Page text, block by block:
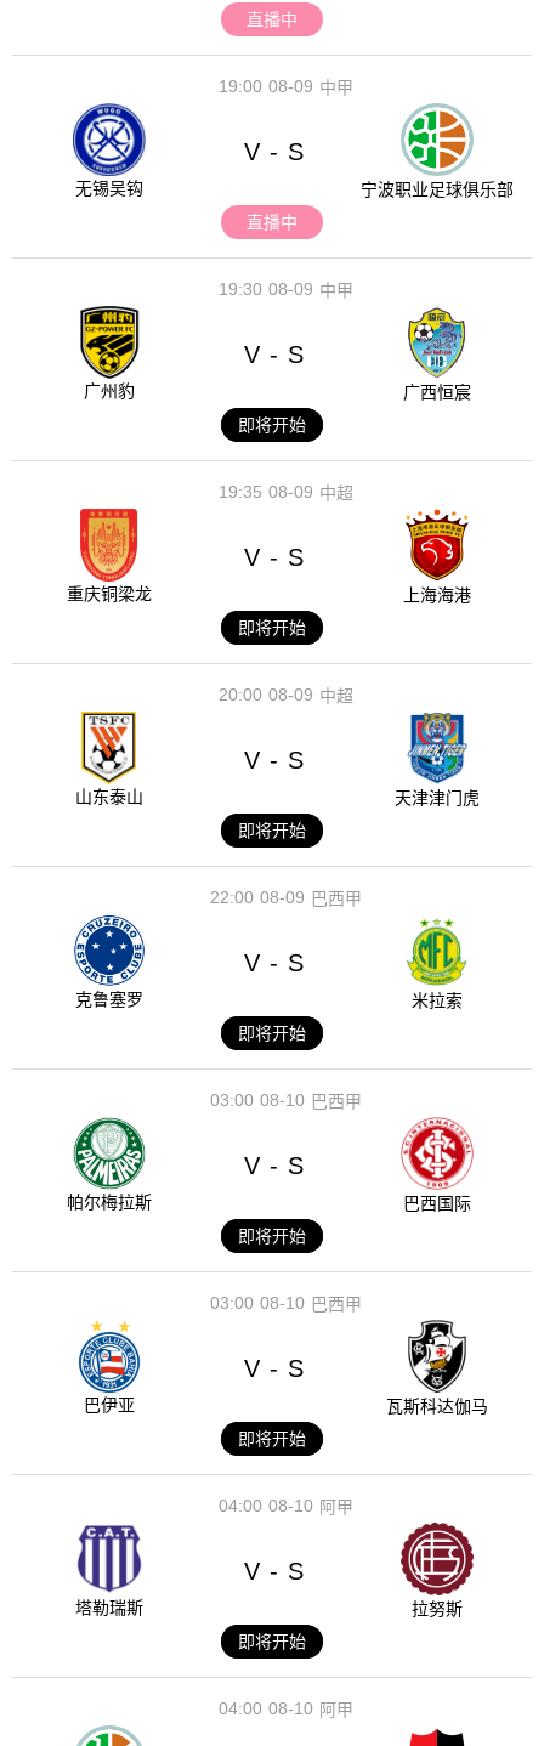
直播中
08-09
19:00 中甲
无锡吴钩
V - S
宁波职业足球俱乐部
直播中
08-09
19:30 中甲
广州豹
V - S
广西恒宸
即将开始
08-09
19:35 中超
重庆铜梁龙
V - S
上海海港
即将开始
08-09
20:00 中超
山东泰山
V - S
天津津门虎
即将开始
08-09
22:00 巴西甲
克鲁塞罗
V - S
米拉索
即将开始
08-10
03:00 巴西甲
帕尔梅拉斯
V - S
巴西国际
即将开始
08-10
03:00 巴西甲
巴伊亚
V - S
瓦斯科达伽马
即将开始
08-10
04:00 阿甲
塔勒瑞斯
V - S
拉努斯
即将开始
08-10
04:00 阿甲